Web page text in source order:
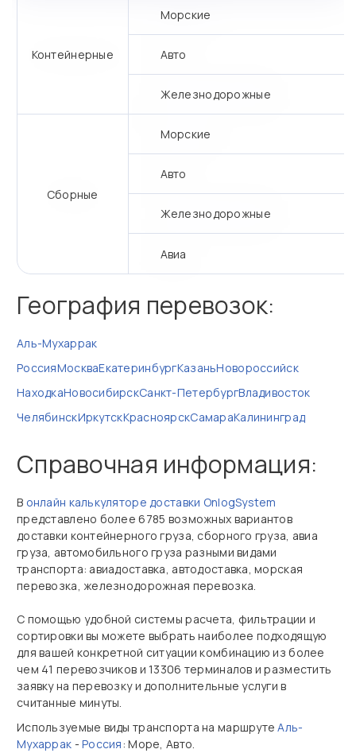
Контейнерные
Морские
Авто
Железнодорожные
Сборные
Морские
Авто
Железнодорожные
Авиа
География перевозок:
Аль-Мухаррак
РоссияМоскваЕкатеринбургКазаньНовороссийск
НаходкаНовосибирскСанкт-ПетербургВладивосток
ЧелябинскИркутскКрасноярскСамараКалининград
Справочная информация:
В онлайн калькуляторе доставки OnlogSystem
представлено более 6785 возможных вариантов
доставки контейнерного груза, сборного груза, авиа
груза, автомобильного груза разными видами
транспорта: авиадоставка, автодоставка, морская
перевозка, железнодорожная перевозка.
С помощью удобной системы расчета, фильтрации и
сортировки вы можете выбрать наиболее подходящую
для вашей конкретной ситуации комбинацию из более
чем 41 перевозчиков и 13306 терминалов и разместить
заявку на перевозку и дополнительные услуги в
считанные минуты.
Используемые виды транспорта на маршрутеАль-
Мухаррак -Россия: Море, Авто.